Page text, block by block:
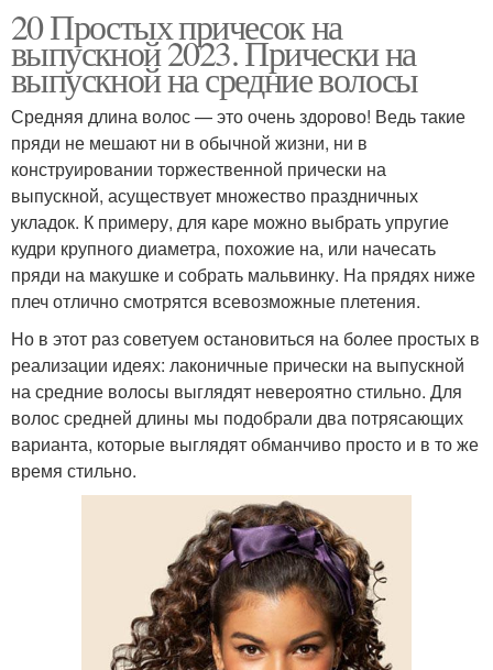
20 Простых причесок на
выпускной 2023. Прически на
выпускной на средние волосы
Средняя длина волос — это очень здорово! Ведь такие
пряди не мешают ни в обычной жизни, ни в
конструировании торжественной прически на
выпускной, асуществует множество праздничных
укладок. К примеру, для каре можно выбрать упругие
кудри крупного диаметра, похожие на, или начесать
пряди на макушке и собрать мальвинку. На прядях ниже
плеч отлично смотрятся всевозможные плетения.
Но в этот раз советуем остановиться на более простых в
реализации идеях: лаконичные прически на выпускной
на средние волосы выглядят невероятно стильно. Для
волос средней длины мы подобрали два потрясающих
варианта, которые выглядят обманчиво просто и в то же
время стильно.